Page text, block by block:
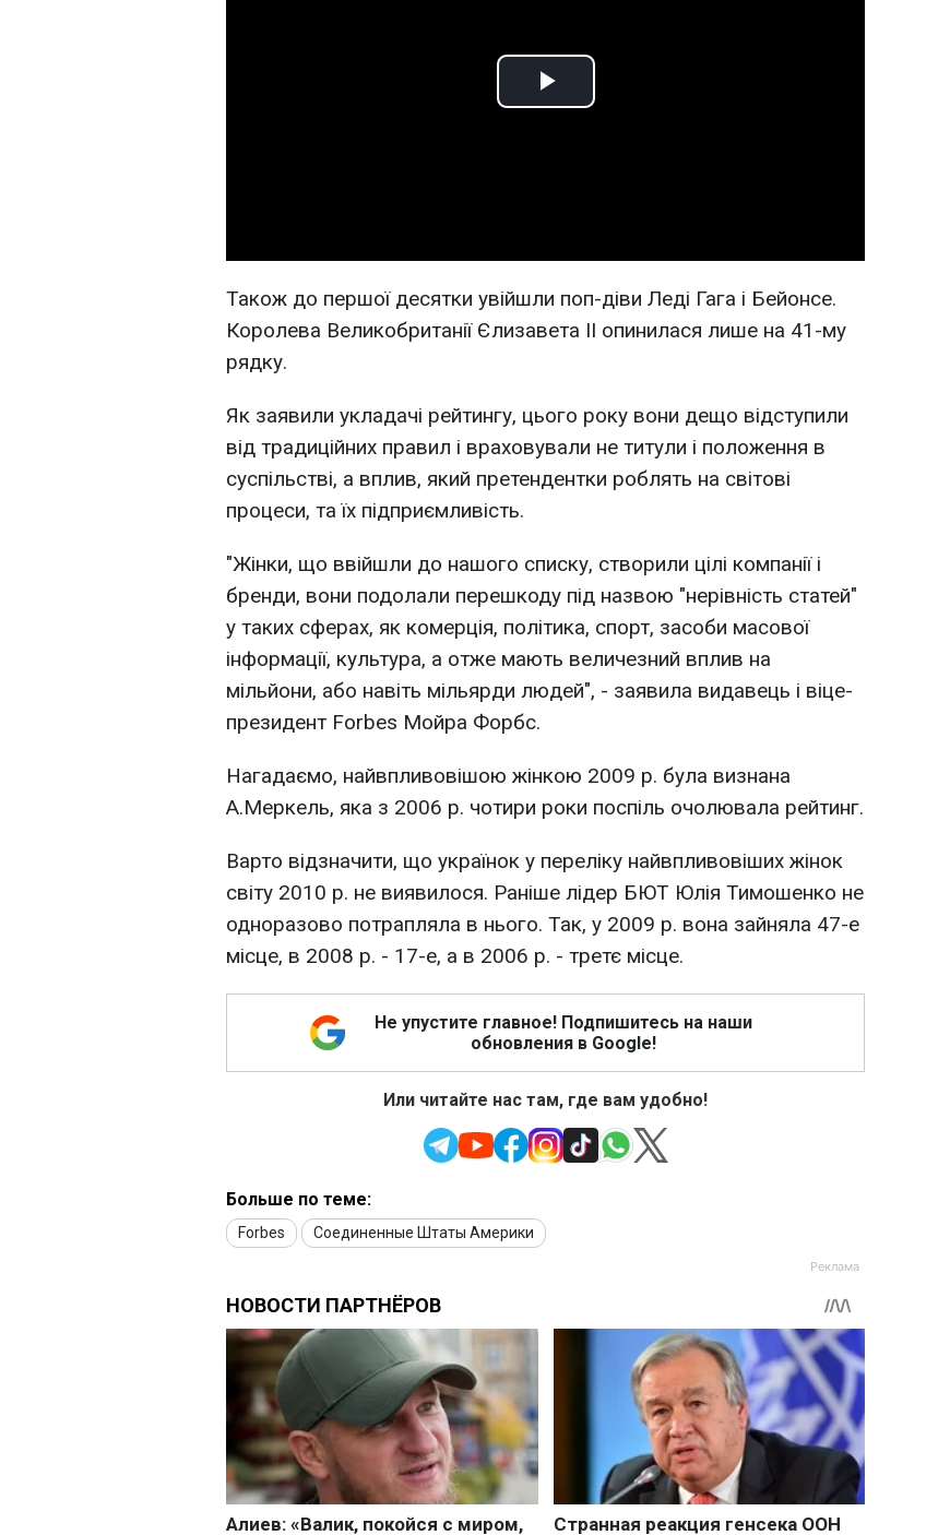
Play
Також до першої десятки увійшли поп-діви Леді Гага і Бейонсе.
Королева Великобританії Єлизавета II опинилася лише на 41-му
рядку.
Як заявили укладачі рейтингу, цього року вони дещо відступили
від традиційних правил і враховували не титули і положення в
суспільстві, а вплив, який претендентки роблять на світові
процеси, та їх підприємливість.
"Жінки, що ввійшли до нашого списку, створили цілі компанії і
бренди, вони подолали перешкоду під назвою "нерівність статей"
у таких сферах, як комерція, політика, спорт, засоби масової
інформації, культура, а отже мають величезний вплив на
мільйони, або навіть мільярди людей", - заявила видавець і віце-
президент Forbes Мойра Форбс.
Нагадаємо, найвпливовішою жінкою 2009 р. була визнана
А.Меркель, яка з 2006 р. чотири роки поспіль очолювала рейтинг.
Варто відзначити, що українок у переліку найвпливовіших жінок
світу 2010 р. не виявилося. Раніше лідер БЮТ Юлія Тимошенко не
одноразово потрапляла в нього. Так, у 2009 р. вона зайняла 47-е
місце, в 2008 р. - 17-е, а в 2006 р. - третє місце.
Не упустите главное! Подпишитесь на наши
обновления в Google!
Или читайте нас там, где вам удобно!
Больше по теме:
Forbes Соединенные Штаты Америки